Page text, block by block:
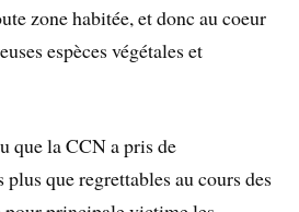
zone habitée, et donc au coeur
espèces végétales et
que la CCN a pris de
que regrettables au cours des